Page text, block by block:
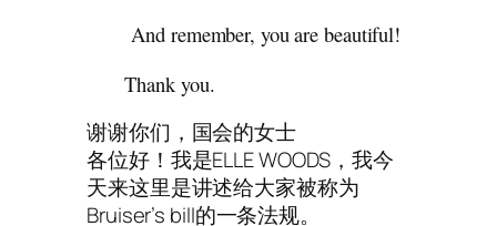
And remember, you are beautiful!
Thank you.
谢谢你们，国会的女士
各位好！我是ELLE WOODS，我今
天来这里是讲述给大家被称为
Bruiser’s bill的一条法规。